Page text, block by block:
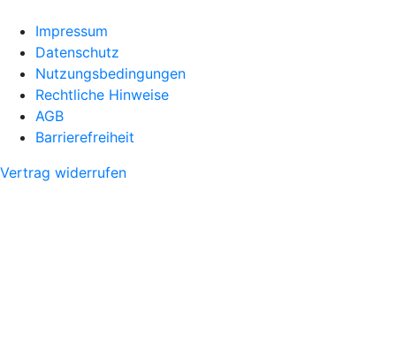
Impressum
Datenschutz
Nutzungsbedingungen
Rechtliche Hinweise
AGB
Barrierefreiheit
Vertrag widerrufen